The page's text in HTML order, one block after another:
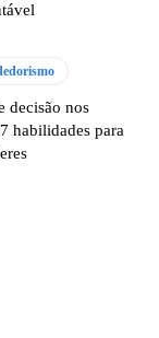
decisão nos
habilidades para